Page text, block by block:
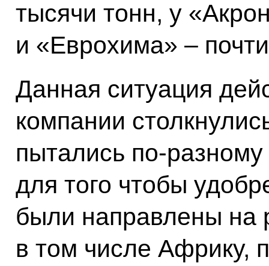
тысячи тонн, у
и «Еврохима» –
Данная ситуация
компании
пытались по-
для того чтобы
были направлены на
в том числе Африку,